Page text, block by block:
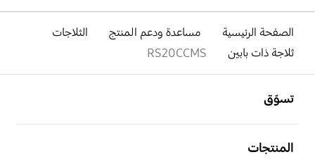
الصفحة الرئيسية مساعدة ودعم المنتج
الثلاجات
ثلاجة ذات بابين
RS20CCMS
تسوّق
المنتجات